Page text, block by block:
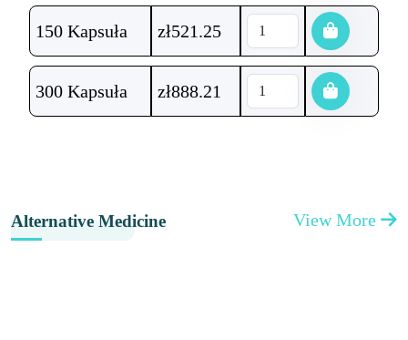
150 Kapsuła zł521.25
300 Kapsuła zł888.21
Alternative Medicine View More